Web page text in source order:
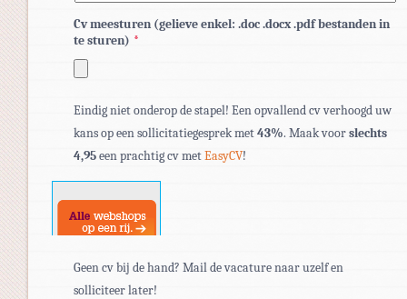
Cv meesturen (gelieve enkel: .doc .docx .pdf bestanden in
te sturen) *
bestandstypen:
pdf,
doc,
docx.
Eindig niet onderop de stapel! Een opvallend cv verhoogd uw
kans op een sollicitatiegesprek met43%. Maak voorslechts
4,95een prachtig cv metEasyCV!
Geen cv bij de hand? Mail de vacature naar uzelf en
solliciteer later!